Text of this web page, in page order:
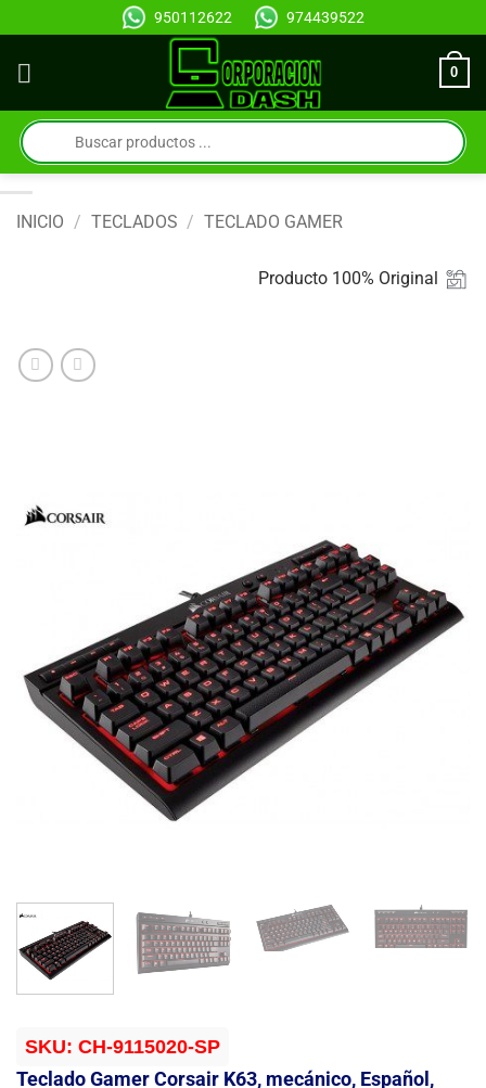
al
contenido
950112622 974439522
0
Búsqueda
de
productos
INICIO / TECLADOS / TECLADO GAMER
Producto 100% Original
SKU: CH-9115020-SP
Teclado Gamer Corsair K63, mecánico, Español,